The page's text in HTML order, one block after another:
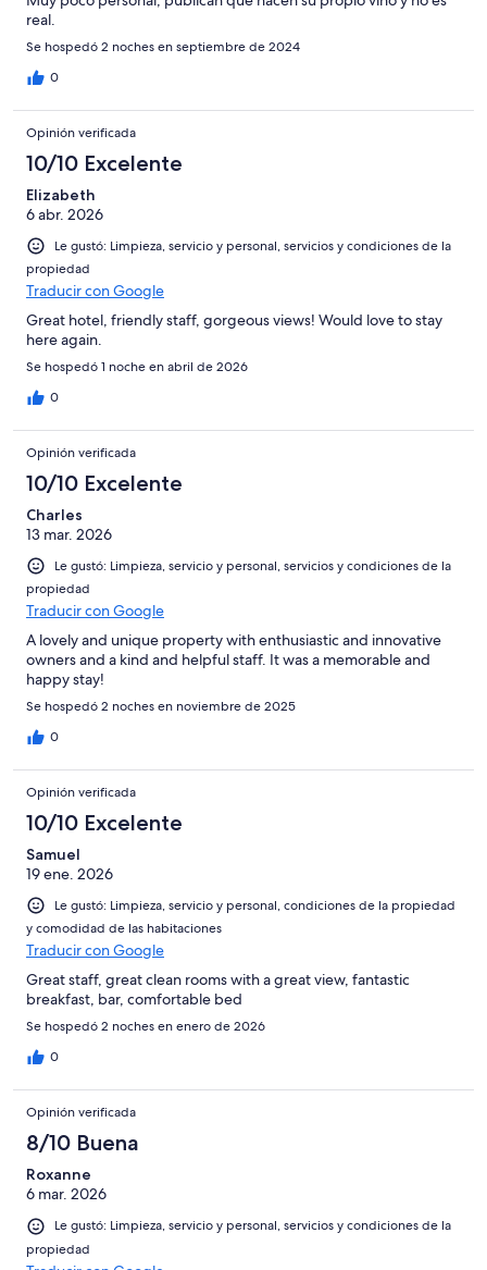
real.
Se hospedó 2 noches en septiembre de 2024
0
Opinión verificada
10/10 Excelente
Elizabeth
6 abr. 2026
Le gustó: Limpieza, servicio y personal, servicios y condiciones de la
propiedad
Traducir con Google
Great hotel, friendly staff, gorgeous views! Would love to stay
here again.
Se hospedó 1 noche en abril de 2026
0
Opinión verificada
10/10 Excelente
Charles
13 mar. 2026
Le gustó: Limpieza, servicio y personal, servicios y condiciones de la
propiedad
Traducir con Google
A lovely and unique property with enthusiastic and innovative
owners and a kind and helpful staff. It was a memorable and
happy stay!
Se hospedó 2 noches en noviembre de 2025
0
Opinión verificada
10/10 Excelente
Samuel
19 ene. 2026
Le gustó: Limpieza, servicio y personal, condiciones de la propiedad
y comodidad de las habitaciones
Traducir con Google
Great staff, great clean rooms with a great view, fantastic
breakfast, bar, comfortable bed
Se hospedó 2 noches en enero de 2026
0
Opinión verificada
8/10 Buena
Roxanne
6 mar. 2026
Le gustó: Limpieza, servicio y personal, servicios y condiciones de la
propiedad